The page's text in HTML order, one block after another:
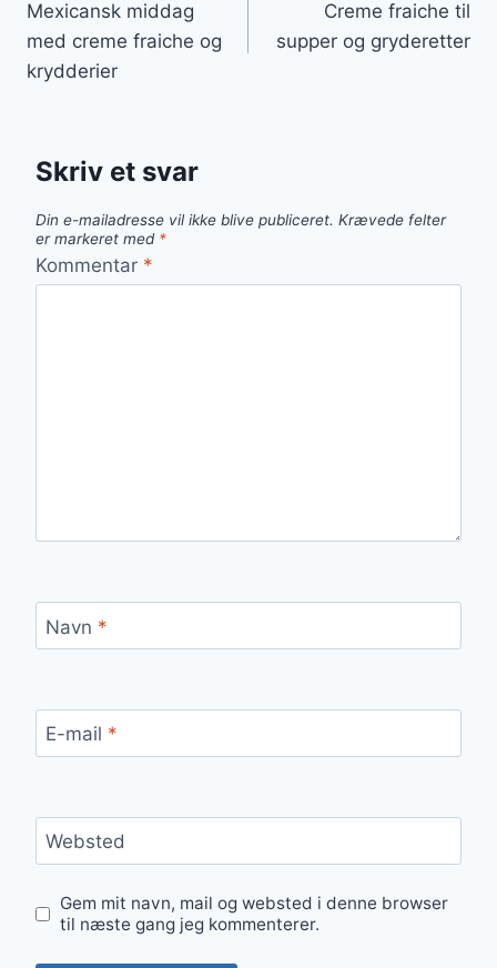
Mexicansk middag
med creme fraiche og
krydderier
Creme fraiche til
supper og gryderetter
Skriv et svar
Din e-mailadresse vil ikke blive publiceret. Krævede felter
er markeret med *
Kommentar *
Navn *
E-mail *
Websted
Gem mit navn, mail og websted i denne browser
til næste gang jeg kommenterer.